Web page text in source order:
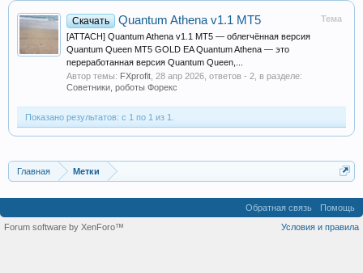
Тема
Скачать Quantum Athena v1.1 MT5
[ATTACH] Quantum Athena v1.1 MT5 — облегчённая версия
Quantum Queen MT5 GOLD EA Quantum Athena — это
переработанная версия Quantum Queen,...
Автор темы: FXprofit 28 апр 2026 , ответов - 2, в разделе:
Советники, роботы Форекс
Показано результатов: с 1 по 1 из 1.
Главная Метки
Обратная связь
Помощь
Условия и правила
Forum software by XenForo™